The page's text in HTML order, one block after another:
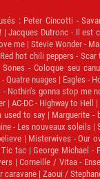
:Peter Cincotti -
| Jacques Dutronc - Il est
me | Stevie Wonder -
hot chili peppers -
- Coloque seu
Quatre nuages | Eagles -
- Nothin's gonna stop me
| AC-DC - Highway to Hell
used to say | Marguerite -
- Les nouveaux soleils |
| Misterwives - Our
tac | George Michael -
| Corneille / Vitaa -
| Zaoui /